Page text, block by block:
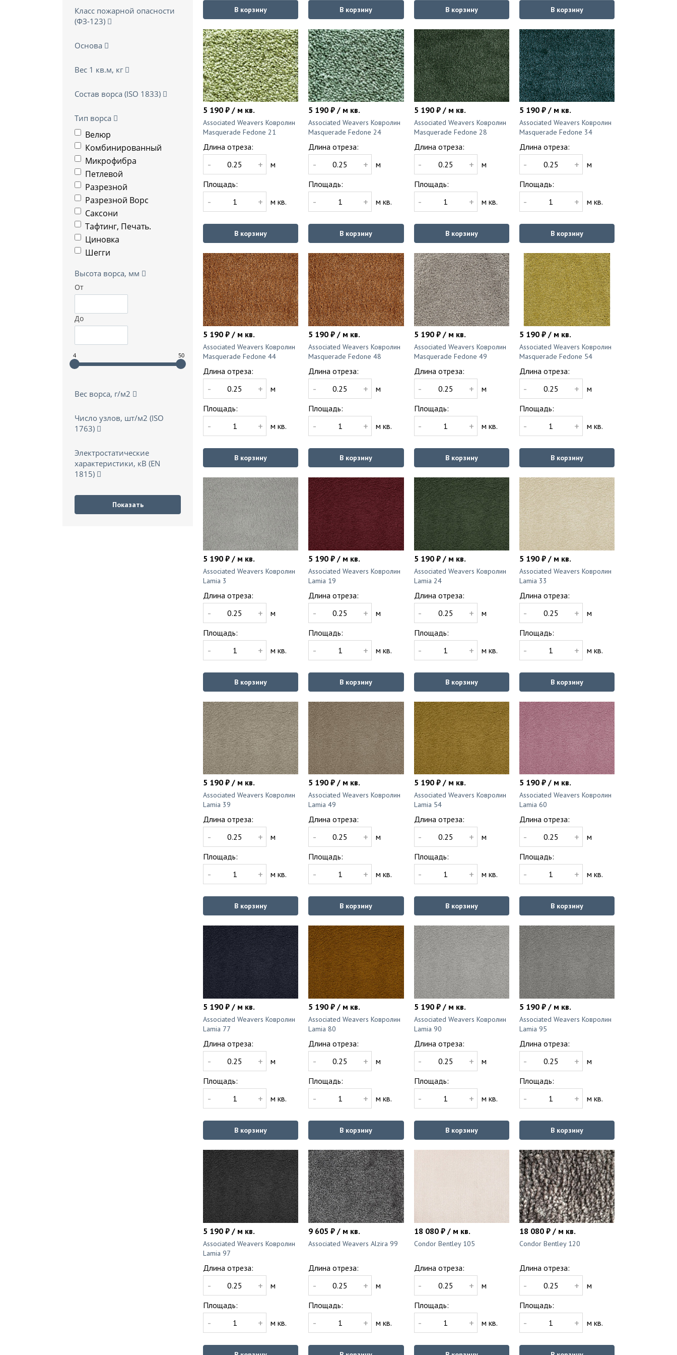
Класс пожарной опасности
(ФЗ-123)
Основа
Вес 1 кв.м, кг
Состав ворса (ISO 1833)
Тип ворса
Велюр
Комбинированный
Микрофибра
Петлевой
Разрезной
Разрезной Ворс
Саксони
Тафтинг, Печать.
Циновка
Шегги
Высота ворса, мм
От
До
4 50
Вес ворса, г/м2
Число узлов, шт/м2 (ISO
1763)
Электростатические
характеристики, кВ (EN
1815)
В корзину В корзину В корзину В корзину
5 190 ₽ / м кв.
Associated Weavers Ковролин
Masquerade Fedone 21
Длина отреза:
- +
м
Площадь:
- + м кв.
В корзину
5 190 ₽ / м кв.
Associated Weavers Ковролин
Masquerade Fedone 24
Длина отреза:
- +
м
Площадь:
- + м кв.
В корзину
5 190 ₽ / м кв.
Associated Weavers Ковролин
Masquerade Fedone 28
Длина отреза:
- +
м
Площадь:
- + м кв.
В корзину
5 190 ₽ / м кв.
Associated Weavers Ковролин
Masquerade Fedone 34
Длина отреза:
- +
м
Площадь:
- + м кв.
В корзину
5 190 ₽ / м кв.
Associated Weavers Ковролин
Masquerade Fedone 44
Длина отреза:
- +
м
Площадь:
- + м кв.
В корзину
5 190 ₽ / м кв.
Associated Weavers Ковролин
Masquerade Fedone 48
Длина отреза:
- +
м
Площадь:
- + м кв.
В корзину
5 190 ₽ / м кв.
Associated Weavers Ковролин
Masquerade Fedone 49
Длина отреза:
- +
м
Площадь:
- + м кв.
В корзину
5 190 ₽ / м кв.
Associated Weavers Ковролин
Masquerade Fedone 54
Длина отреза:
- +
м
Площадь:
- + м кв.
В корзину
5 190 ₽ / м кв.
Associated Weavers Ковролин
Lamia 3
Длина отреза:
- +
м
Площадь:
- + м кв.
В корзину
5 190 ₽ / м кв.
Associated Weavers Ковролин
Lamia 19
Длина отреза:
- +
м
Площадь:
- + м кв.
В корзину
5 190 ₽ / м кв.
Associated Weavers Ковролин
Lamia 24
Длина отреза:
- +
м
Площадь:
- + м кв.
В корзину
5 190 ₽ / м кв.
Associated Weavers Ковролин
Lamia 33
Длина отреза:
- +
м
Площадь:
- + м кв.
В корзину
5 190 ₽ / м кв.
Associated Weavers Ковролин
Lamia 39
Длина отреза:
- +
м
Площадь:
- + м кв.
В корзину
5 190 ₽ / м кв.
Associated Weavers Ковролин
Lamia 49
Длина отреза:
- +
м
Площадь:
- + м кв.
В корзину
5 190 ₽ / м кв.
Associated Weavers Ковролин
Lamia 54
Длина отреза:
- +
м
Площадь:
- + м кв.
В корзину
5 190 ₽ / м кв.
Associated Weavers Ковролин
Lamia 60
Длина отреза:
- +
м
Площадь:
- + м кв.
В корзину
5 190 ₽ / м кв.
Associated Weavers Ковролин
Lamia 77
Длина отреза:
- +
м
Площадь:
- + м кв.
В корзину
5 190 ₽ / м кв.
Associated Weavers Ковролин
Lamia 80
Длина отреза:
- +
м
Площадь:
- + м кв.
В корзину
5 190 ₽ / м кв.
Associated Weavers Ковролин
Lamia 90
Длина отреза:
- +
м
Площадь:
- + м кв.
В корзину
5 190 ₽ / м кв.
Associated Weavers Ковролин
Lamia 95
Длина отреза:
- +
м
Площадь:
- + м кв.
В корзину
5 190 ₽ / м кв.
Associated Weavers Ковролин
Lamia 97
Длина отреза:
- +
м
Площадь:
- + м кв.
9 605 ₽ / м кв.
Associated Weavers Alzira 99
Длина отреза:
- +
м
Площадь:
- + м кв.
18 080 ₽ / м кв.
Condor Bentley 105
Длина отреза:
- +
м
Площадь:
- + м кв.
18 080 ₽ / м кв.
Condor Bentley 120
Длина отреза:
- +
м
Площадь:
- + м кв.